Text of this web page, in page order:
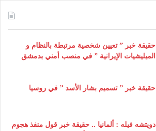
حقيقة خبر ” تعيين شخصية مرتبطة بالنظام و
الميليشيات الإيرانية ” في منصب أمني بدمشق
حقيقة خبر ” تسميم بشار الأسد ” في روسيا
دويتشه فيله : ألمانيا .. حقيقة خبر قول منفذ هجوم